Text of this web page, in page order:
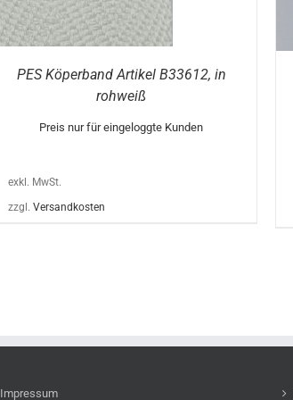
PES Köperband Artikel B33612, in
rohweiß
Preis nur für eingeloggte Kunden
exkl. MwSt.
zzgl. Versandkosten
WERDEN
Impressum